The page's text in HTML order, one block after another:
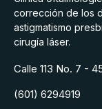
corrección de los
astigmatismo
cirugía láser.
Calle 113 No. 7 -
(601) 6294919